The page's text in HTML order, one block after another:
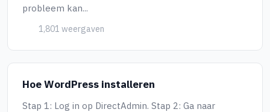
probleem kan...
1,801 weergaven
Hoe WordPress installeren
Stap 1: Log in op DirectAdmin. Stap 2: Ga naar